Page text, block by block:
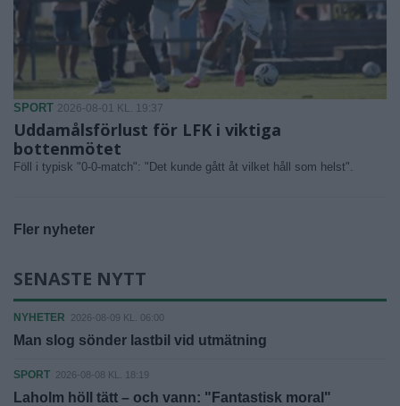
SPORT 2026-08-01 KL. 19:37
Uddamålsförlust för LFK i viktiga
bottenmötet
Föll i typisk "0-0-match": "Det kunde gått åt vilket håll som helst".
Fler nyheter
SENASTE NYTT
NYHETER 2026-08-09 KL. 06:00
Man slog sönder lastbil vid utmätning
SPORT 2026-08-08 KL. 18:19
Laholm höll tätt – och vann: "Fantastisk moral"